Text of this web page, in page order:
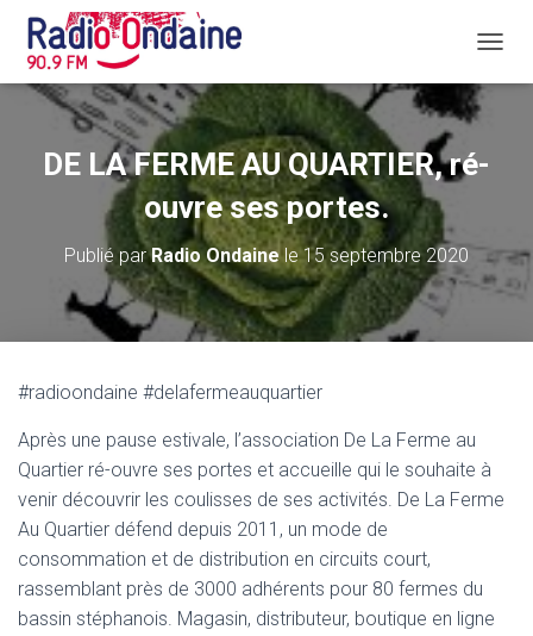
É
N
A
N
DE LA FERME AU QUARTIER, ré-
ouvre ses portes.
Publié parRadio Ondainele15 septembre 2020
#radioondaine #delafermeauquartier
Après une pause estivale, l’association De La Ferme au
Quartier ré-ouvre ses portes et accueille qui le souhaite à
venir découvrir les coulisses de ses activités. De La Ferme
Au Quartier défend depuis 2011, un mode de
consommation et de distribution en circuits court,
rassemblant près de 3000 adhérents pour 80 fermes du
bassin stéphanois. Magasin, distributeur, boutique en ligne